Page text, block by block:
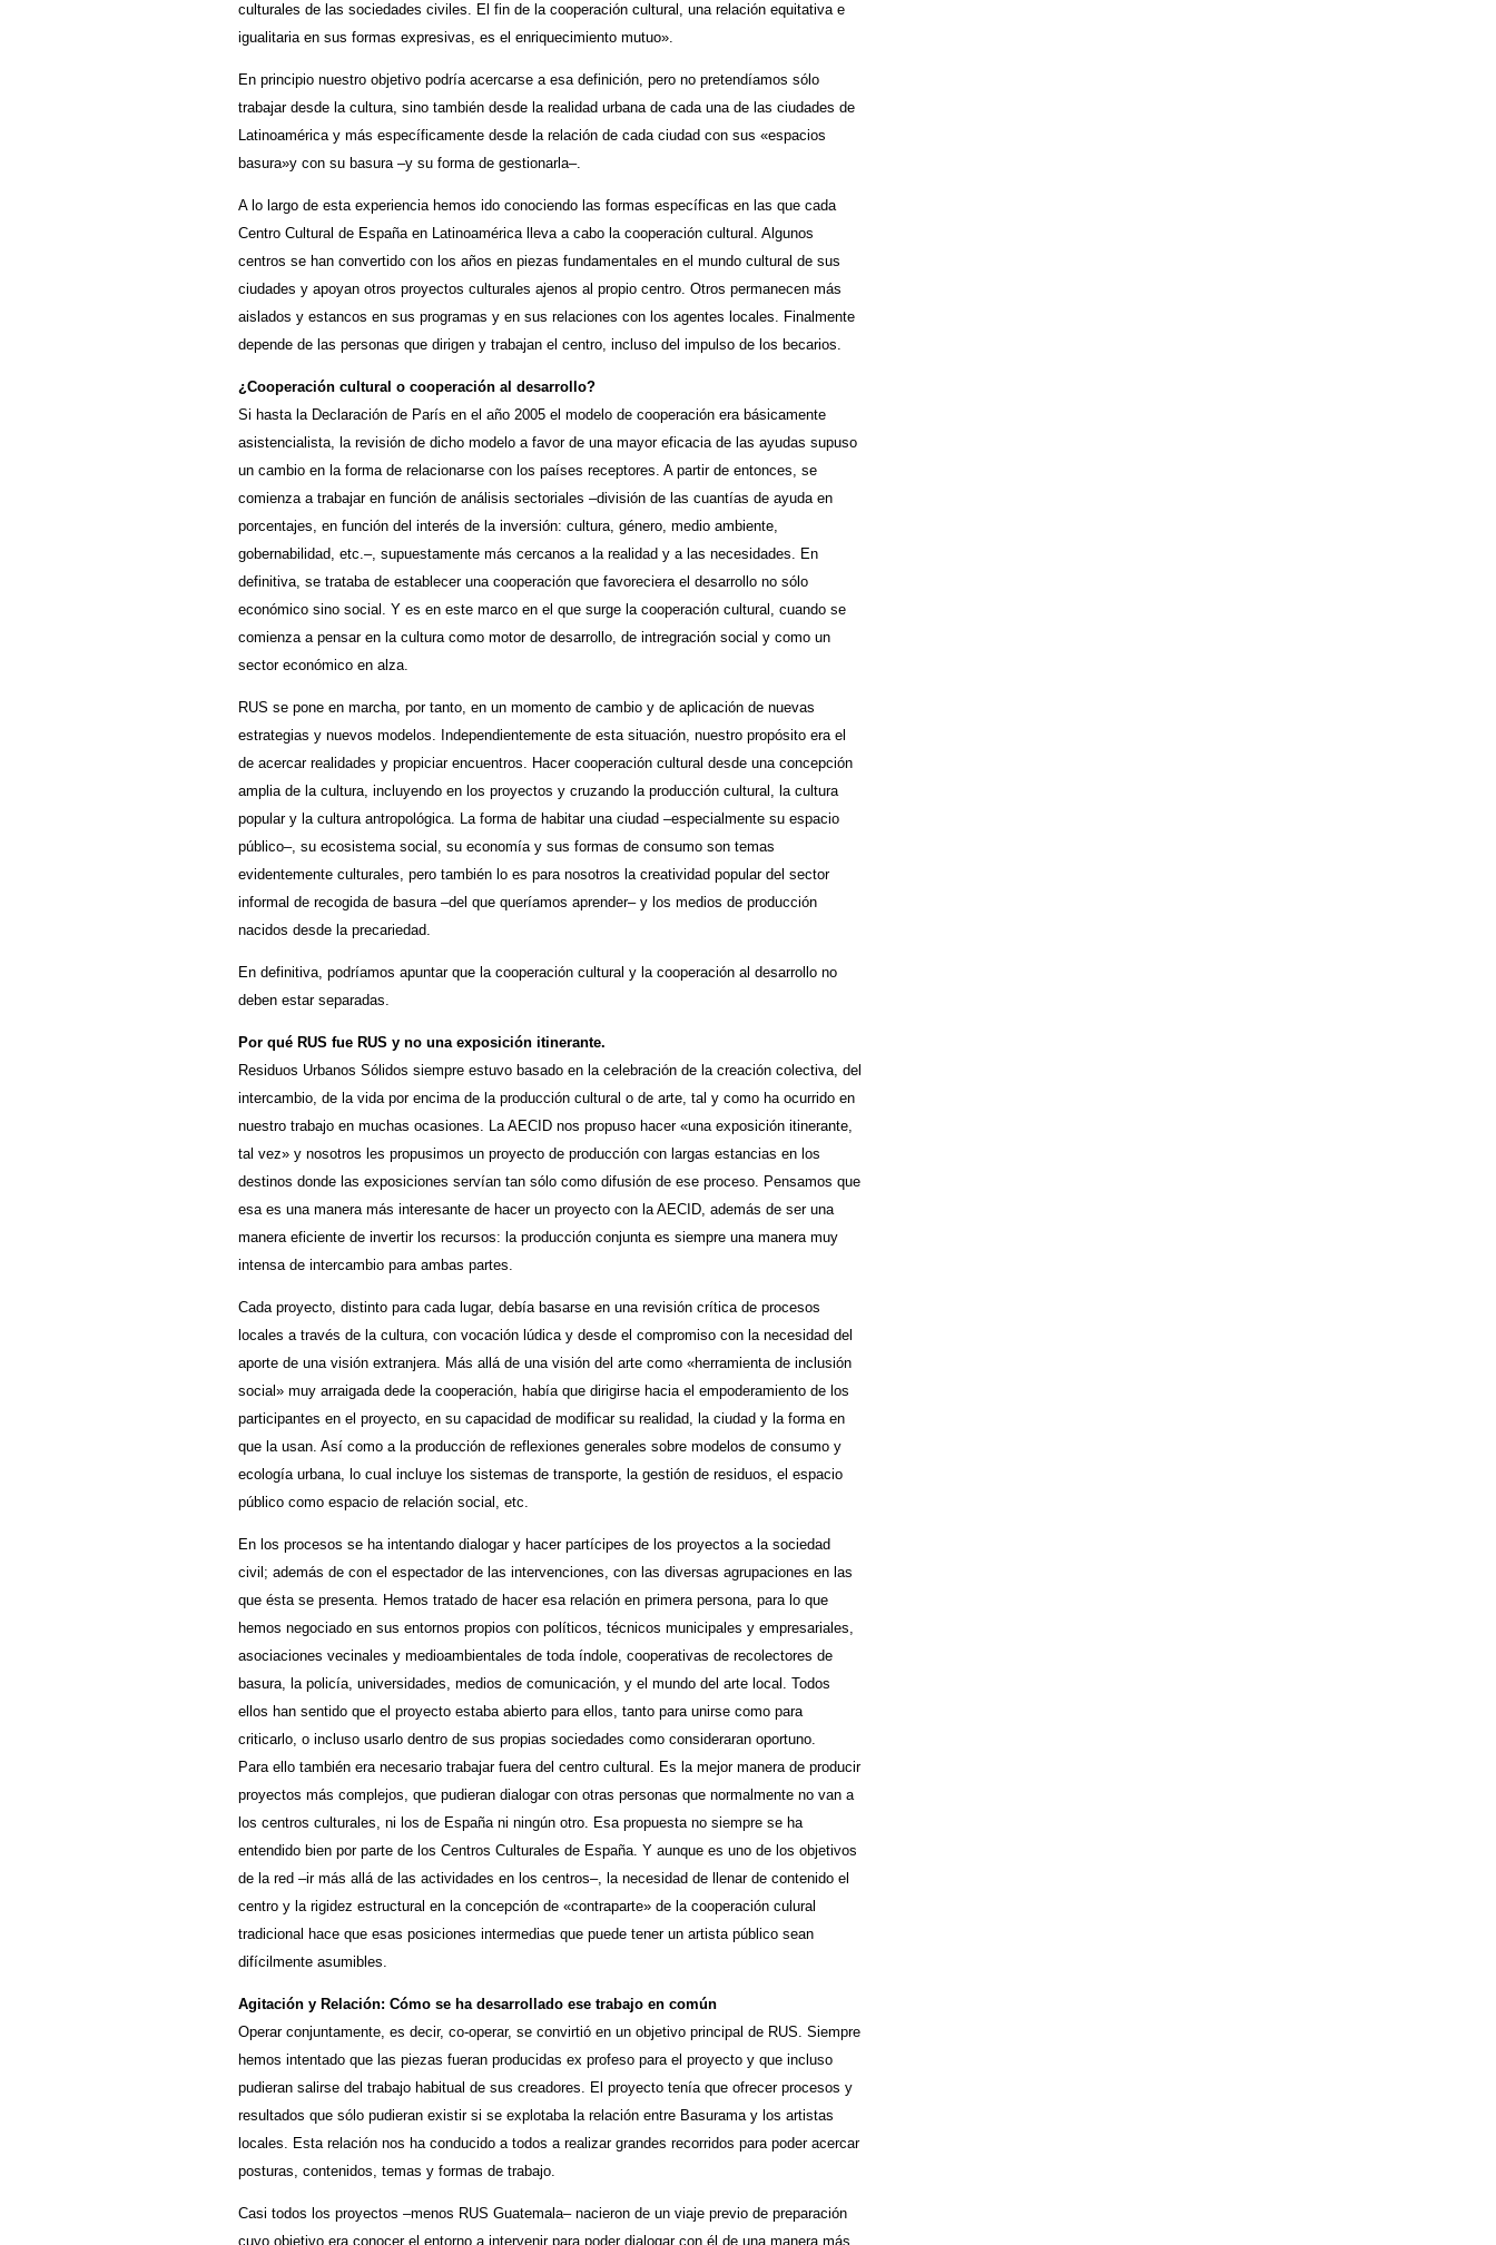
culturales de las sociedades civiles. El fin de la cooperación cultural, una relación equitativa e
igualitaria en sus formas expresivas, es el enriquecimiento mutuo».
En principio nuestro objetivo podría acercarse a esa definición, pero no pretendíamos sólo
trabajar desde la cultura, sino también desde la realidad urbana de cada una de las ciudades de
Latinoamérica y más específicamente desde la relación de cada ciudad con sus «espacios
basura»y con su basura –y su forma de gestionarla–.
A lo largo de esta experiencia hemos ido conociendo las formas específicas en las que cada
Centro Cultural de España en Latinoamérica lleva a cabo la cooperación cultural. Algunos
centros se han convertido con los años en piezas fundamentales en el mundo cultural de sus
ciudades y apoyan otros proyectos culturales ajenos al propio centro. Otros permanecen más
aislados y estancos en sus programas y en sus relaciones con los agentes locales. Finalmente
depende de las personas que dirigen y trabajan el centro, incluso del impulso de los becarios.
¿Cooperación cultural o cooperación al desarrollo?
Si hasta la Declaración de París en el año 2005 el modelo de cooperación era básicamente
asistencialista, la revisión de dicho modelo a favor de una mayor eficacia de las ayudas supuso
un cambio en la forma de relacionarse con los países receptores. A partir de entonces, se
comienza a trabajar en función de análisis sectoriales –división de las cuantías de ayuda en
porcentajes, en función del interés de la inversión: cultura, género, medio ambiente,
gobernabilidad, etc.–, supuestamente más cercanos a la realidad y a las necesidades. En
definitiva, se trataba de establecer una cooperación que favoreciera el desarrollo no sólo
económico sino social. Y es en este marco en el que surge la cooperación cultural, cuando se
comienza a pensar en la cultura como motor de desarrollo, de intregración social y como un
sector económico en alza.
RUS se pone en marcha, por tanto, en un momento de cambio y de aplicación de nuevas
estrategias y nuevos modelos. Independientemente de esta situación, nuestro propósito era el
de acercar realidades y propiciar encuentros. Hacer cooperación cultural desde una concepción
amplia de la cultura, incluyendo en los proyectos y cruzando la producción cultural, la cultura
popular y la cultura antropológica. La forma de habitar una ciudad –especialmente su espacio
público–, su ecosistema social, su economía y sus formas de consumo son temas
evidentemente culturales, pero también lo es para nosotros la creatividad popular del sector
informal de recogida de basura –del que queríamos aprender– y los medios de producción
nacidos desde la precariedad.
En definitiva, podríamos apuntar que la cooperación cultural y la cooperación al desarrollo no
deben estar separadas.
Por qué RUS fue RUS y no una exposición itinerante.
Residuos Urbanos Sólidos siempre estuvo basado en la celebración de la creación colectiva, del
intercambio, de la vida por encima de la producción cultural o de arte, tal y como ha ocurrido en
nuestro trabajo en muchas ocasiones. La AECID nos propuso hacer «una exposición itinerante,
tal vez» y nosotros les propusimos un proyecto de producción con largas estancias en los
destinos donde las exposiciones servían tan sólo como difusión de ese proceso. Pensamos que
esa es una manera más interesante de hacer un proyecto con la AECID, además de ser una
manera eficiente de invertir los recursos: la producción conjunta es siempre una manera muy
intensa de intercambio para ambas partes.
Cada proyecto, distinto para cada lugar, debía basarse en una revisión crítica de procesos
locales a través de la cultura, con vocación lúdica y desde el compromiso con la necesidad del
aporte de una visión extranjera. Más allá de una visión del arte como «herramienta de inclusión
social» muy arraigada dede la cooperación, había que dirigirse hacia el empoderamiento de los
participantes en el proyecto, en su capacidad de modificar su realidad, la ciudad y la forma en
que la usan. Así como a la producción de reflexiones generales sobre modelos de consumo y
ecología urbana, lo cual incluye los sistemas de transporte, la gestión de residuos, el espacio
público como espacio de relación social, etc.
En los procesos se ha intentando dialogar y hacer partícipes de los proyectos a la sociedad
civil; además de con el espectador de las intervenciones, con las diversas agrupaciones en las
que ésta se presenta. Hemos tratado de hacer esa relación en primera persona, para lo que
hemos negociado en sus entornos propios con políticos, técnicos municipales y empresariales,
asociaciones vecinales y medioambientales de toda índole, cooperativas de recolectores de
basura, la policía, universidades, medios de comunicación, y el mundo del arte local. Todos
ellos han sentido que el proyecto estaba abierto para ellos, tanto para unirse como para
criticarlo, o incluso usarlo dentro de sus propias sociedades como consideraran oportuno.
Para ello también era necesario trabajar fuera del centro cultural. Es la mejor manera de producir
proyectos más complejos, que pudieran dialogar con otras personas que normalmente no van a
los centros culturales, ni los de España ni ningún otro. Esa propuesta no siempre se ha
entendido bien por parte de los Centros Culturales de España. Y aunque es uno de los objetivos
de la red –ir más allá de las actividades en los centros–, la necesidad de llenar de contenido el
centro y la rigidez estructural en la concepción de «contraparte» de la cooperación culural
tradicional hace que esas posiciones intermedias que puede tener un artista público sean
difícilmente asumibles.
Agitación y Relación: Cómo se ha desarrollado ese trabajo en común
Operar conjuntamente, es decir, co-operar, se convirtió en un objetivo principal de RUS. Siempre
hemos intentado que las piezas fueran producidas ex profeso para el proyecto y que incluso
pudieran salirse del trabajo habitual de sus creadores. El proyecto tenía que ofrecer procesos y
resultados que sólo pudieran existir si se explotaba la relación entre Basurama y los artistas
locales. Esta relación nos ha conducido a todos a realizar grandes recorridos para poder acercar
posturas, contenidos, temas y formas de trabajo.
Casi todos los proyectos –menos RUS Guatemala– nacieron de un viaje previo de preparación
cuyo objetivo era conocer el entorno a intervenir para poder dialogar con él de una manera más